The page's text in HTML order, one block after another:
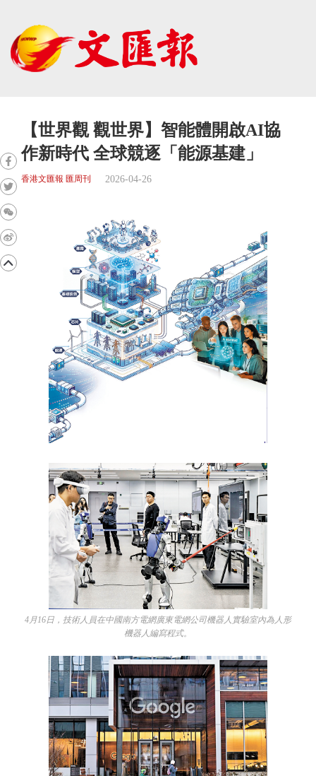
【世界觀 觀世界】智能體開啟AI協
作新時代 全球競逐「能源基建」
香港文匯報 匯周刊 2026-04-26
4月16日，技術人員在中國南方電網廣東電網公司機器人實驗室內為人形
機器人編寫程式。